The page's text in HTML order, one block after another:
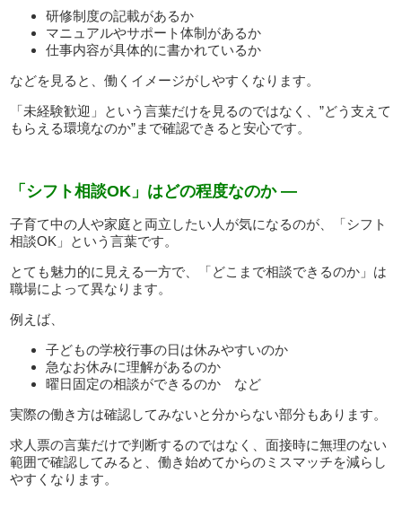
研修制度の記載があるか
マニュアルやサポート体制があるか
仕事内容が具体的に書かれているか
などを見ると、働くイメージがしやすくなります。
「未経験歓迎」という言葉だけを見るのではなく、”どう支えて
もらえる環境なのか”まで確認できると安心です。
「シフト相談OK」はどの程度なのか —
子育て中の人や家庭と両立したい人が気になるのが、「シフト
相談OK」という言葉です。
とても魅力的に見える一方で、「どこまで相談できるのか」は
職場によって異なります。
例えば、
子どもの学校行事の日は休みやすいのか
急なお休みに理解があるのか
曜日固定の相談ができるのか など
実際の働き方は確認してみないと分からない部分もあります。
求人票の言葉だけで判断するのではなく、面接時に無理のない
範囲で確認してみると、働き始めてからのミスマッチを減らし
やすくなります。